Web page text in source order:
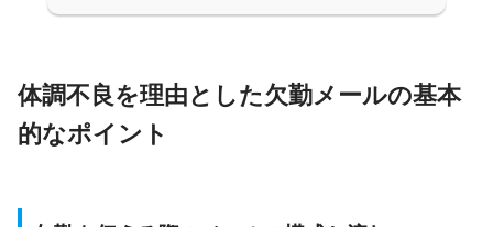
体調不良を理由とした欠勤メールの基本
的なポイント